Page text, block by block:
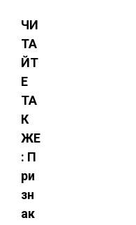
ЧИ
ТА
ЙТ
Е
ТА
К
ЖЕ
: П
ри
зн
ак